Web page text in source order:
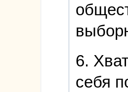
6.
себя